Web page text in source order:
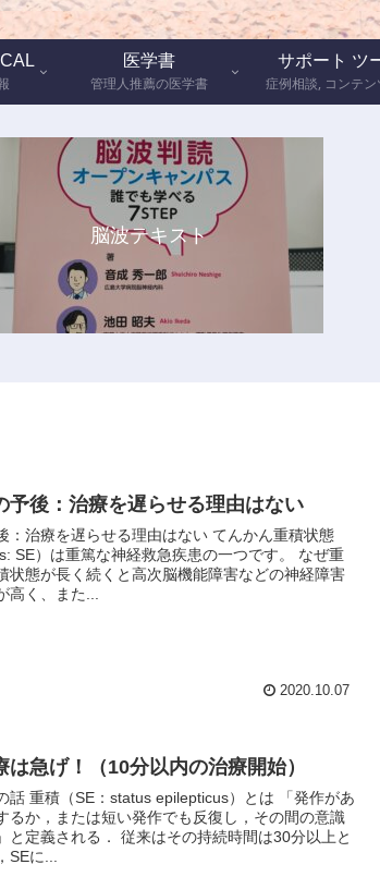
医学書
管理人推薦の医学書
サポート ツ
症例相談, コンテン
脳波テキスト
予後：治療を遅らせる理由はない
：治療を遅らせる理由はない てんかん重積状態
SE）は重篤な神経救急疾患の一つです。 なぜ重
状態が長く続くと高次脳機能障害などの神経障害
高く、また...
2020.10.07
は急げ！（10分以内の治療開始）
話 重積（SE：status epilepticus）とは 「発作があ
るか，または短い発作でも反復し，その間の意識
と定義される． 従来はその持続時間は30分以上と
SEに...